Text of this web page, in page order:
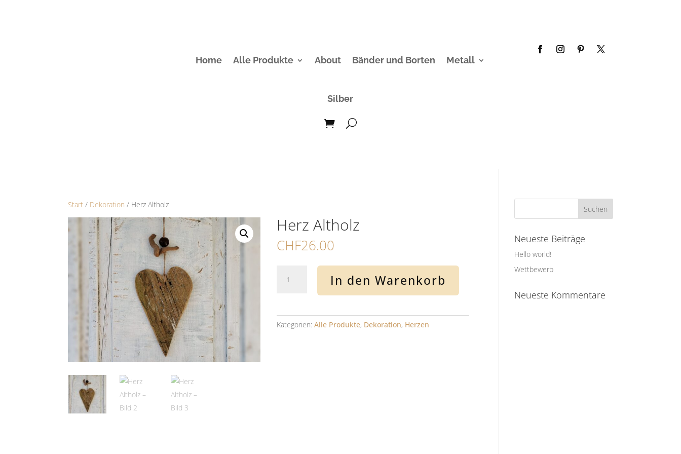
Home Alle Produkte About Bänder und Borten Metall
Silber
Start / Dekoration / Herz Altholz
Herz Altholz
CHF26.00
Altholz
In den Warenkorb
Kategorien:Alle Produkte, Dekoration, Herzen
Neueste Beiträge
Hello world!
Wettbewerb
Neueste Kommentare